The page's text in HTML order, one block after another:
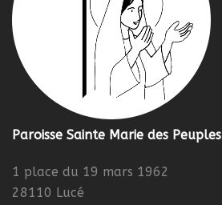
Paroisse Sainte Marie des Peuples
1 place du 19 mars 1962
28110 Lucé